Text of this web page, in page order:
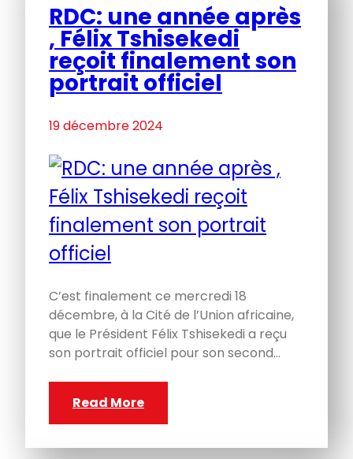
RDC: une année après
, Félix Tshisekedi
reçoit finalement son
portrait officiel
19 décembre 2024
C’est finalement ce mercredi 18
décembre, à la Cité de l’Union africaine,
que le Président Félix Tshisekedi a reçu
son portrait officiel pour son second…
Read More